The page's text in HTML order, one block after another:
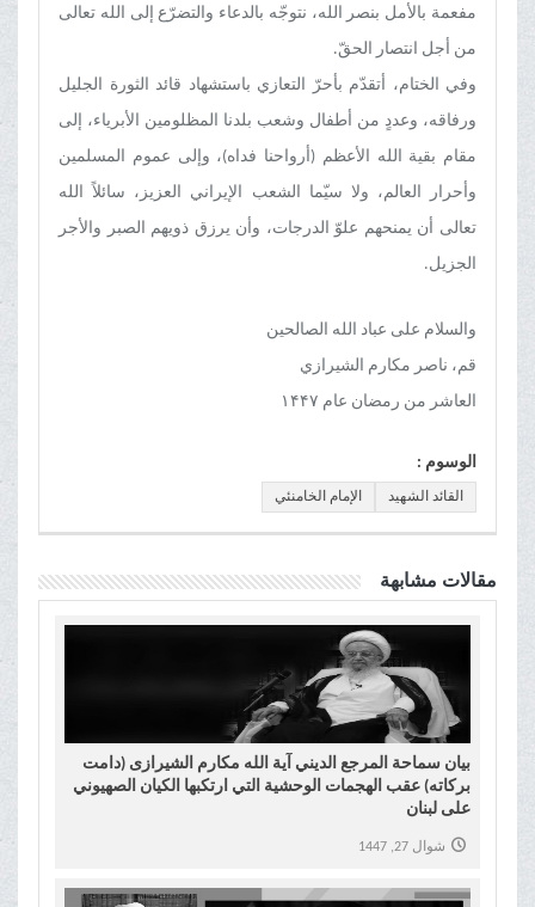
مفعمة بالأمل بنصر الله، نتوجّه بالدعاء والتضرّع إلى الله تعالى
من أجل انتصار الحقّ.
وفي الختام، أتقدّم بأحرّ التعازي باستشهاد قائد الثورة الجليل
ورفاقه، وعددٍ من أطفال وشعب بلدنا المظلومين الأبرياء، إلى
مقام بقية الله الأعظم (أرواحنا فداه)، وإلى عموم المسلمين
وأحرار العالم، ولا سيّما الشعب الإيراني العزيز، سائلاً الله
تعالى أن يمنحهم علوّ الدرجات، وأن يرزق ذويهم الصبر والأجر
الجزيل.
والسلام على عباد الله الصالحين
قم، ناصر مكارم الشيرازي
العاشر من رمضان عام ۱۴۴۷
الوسوم :
القائد الشهید الإمام الخامنئي
مقالات مشابهة
بیان سماحة المرجع الدیني آية الله مکارم الشیرازی (دامت
برکاته) عقب الهجمات الوحشية التي ارتکبها الکيان الصهیوني
علی لبنان
شوال 27, 1447